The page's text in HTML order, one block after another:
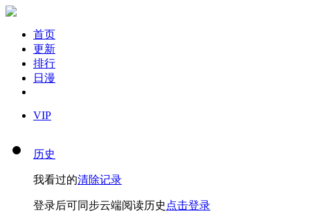
首页
更新
排行
日漫
VIP
历史
我看过的清除记录
登录后可同步云端阅读历史 点击登录